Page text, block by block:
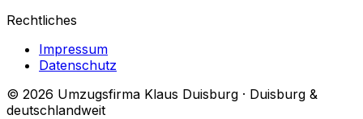
Rechtliches
Impressum
Datenschutz
© 2026 Umzugsfirma Klaus Duisburg · Duisburg &
deutschlandweit